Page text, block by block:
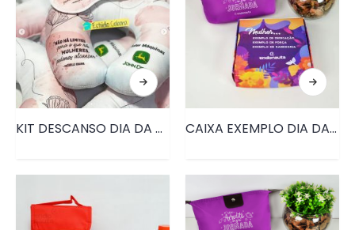
KIT DESCANSO DIA DA MULHER • PRD011 CAIXA EXEMPLO DIA DA MULHER • PRD052